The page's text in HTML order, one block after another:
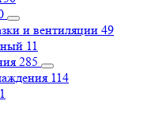
и вентиляции 49
11
285
114